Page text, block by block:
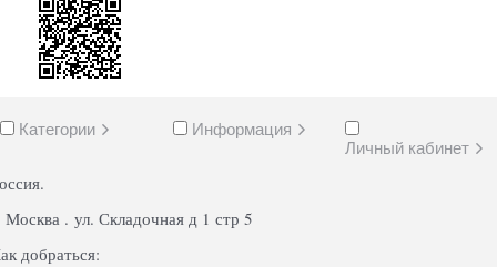
Категории
Информация
Личный кабинет
Москва . ул. Складочная д 1 стр 5
добраться: